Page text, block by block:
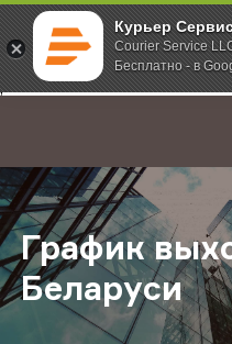
Курьер
Courier Service
Бесплатно - в
;
Главная О компании
График
Беларуси